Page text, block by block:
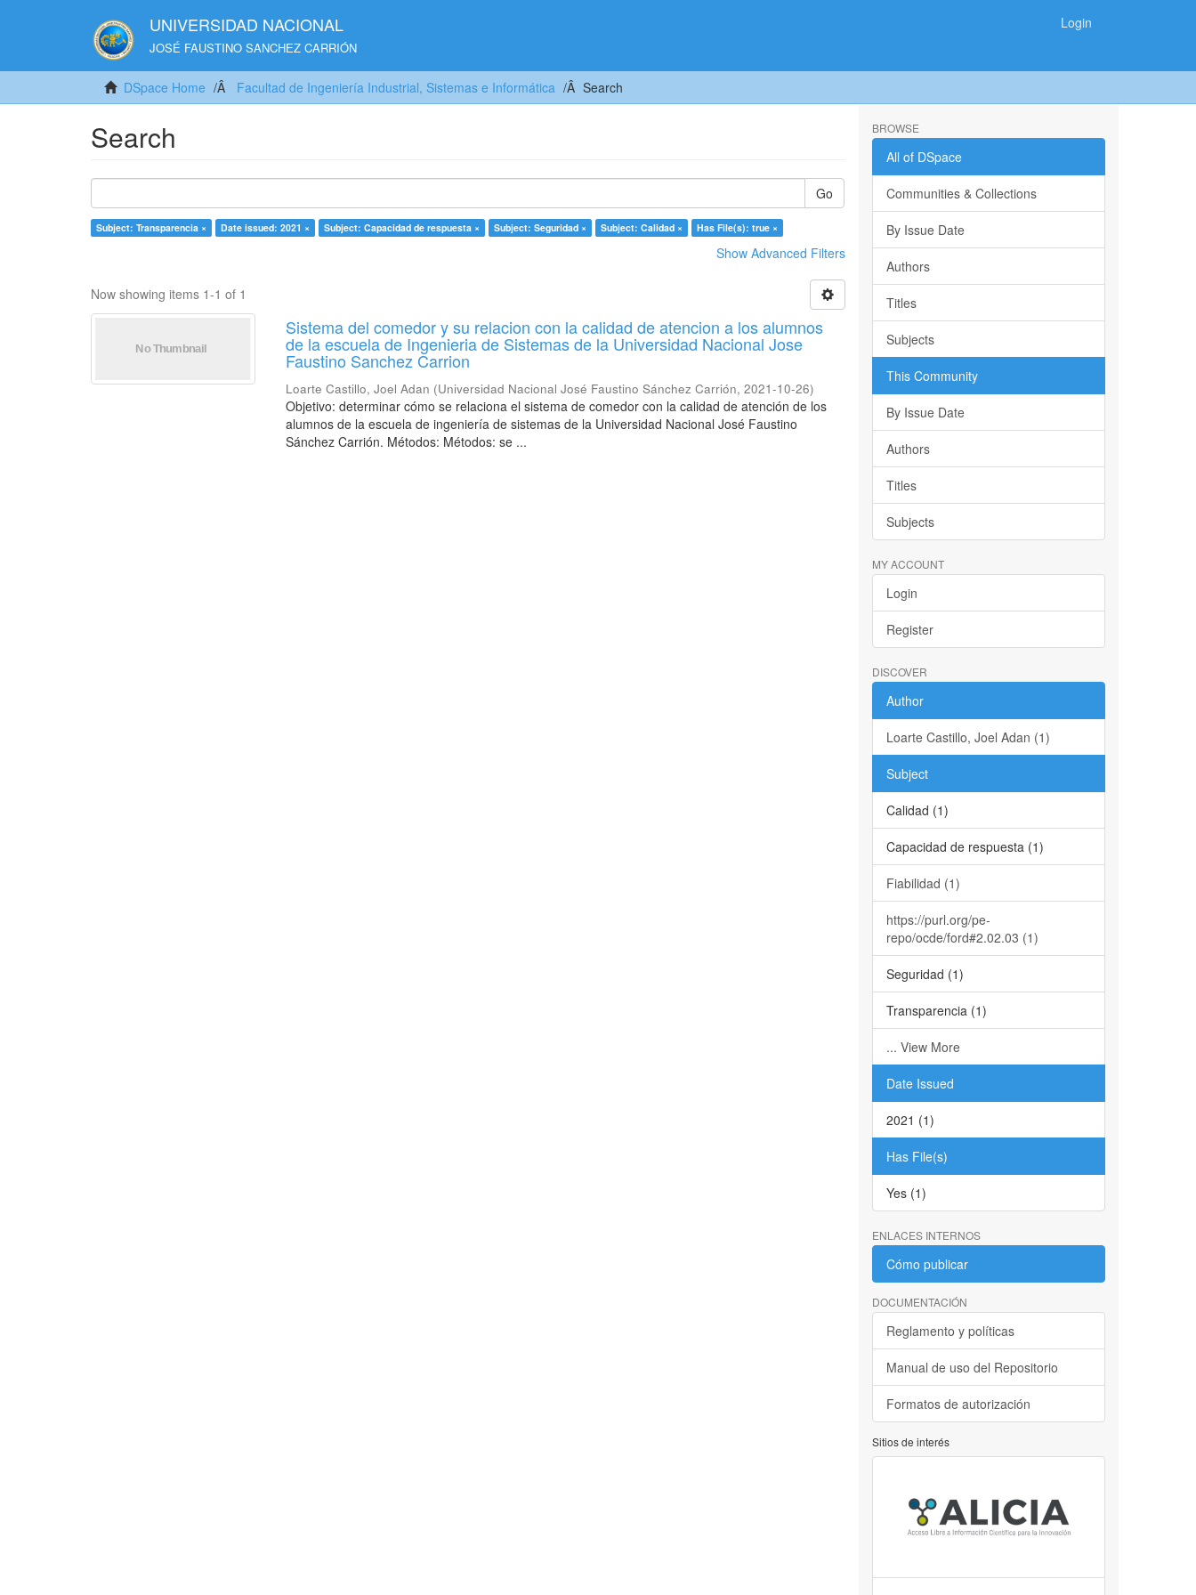
UNIVERSIDAD NACIONAL
JOSÉ FAUSTINO SANCHEZ CARRIÓN
Login
DSpace Home Facultad de Ingeniería Industrial, Sistemas e Informática Search
Search
Go
Subject: Transparencia × Date issued: 2021 × Subject: Capacidad de respuesta × Subject: Seguridad × Subject: Calidad × Has File(s): true ×
Show Advanced Filters
Now showing items 1-1 of 1
Sistema del comedor y su relacion con la calidad de atencion a los alumnos
de la escuela de Ingenieria de Sistemas de la Universidad Nacional Jose
Faustino Sanchez Carrion
Loarte Castillo, Joel Adan (Universidad Nacional José Faustino Sánchez Carrión,2021-10-26)
Objetivo: determinar cómo se relaciona el sistema de comedor con la calidad de atención de los
alumnos de la escuela de ingeniería de sistemas de la Universidad Nacional José Faustino
Sánchez Carrión. Métodos: Métodos: se ...
BROWSE
All of DSpace
Communities & Collections
By Issue Date
Authors
Titles
Subjects
This Community
By Issue Date
Authors
Titles
Subjects
MY ACCOUNT
Login
Register
DISCOVER
Author
Loarte Castillo, Joel Adan (1)
Subject
Calidad (1)
Capacidad de respuesta (1)
Fiabilidad (1)
https://purl.org/pe-
repo/ocde/ford#2.02.03 (1)
Seguridad (1)
Transparencia (1)
... View More
Date Issued
2021 (1)
Has File(s)
Yes (1)
ENLACES INTERNOS
Cómo publicar
DOCUMENTACIÓN
Reglamento y políticas
Manual de uso del Repositorio
Formatos de autorización
Sitios de interés